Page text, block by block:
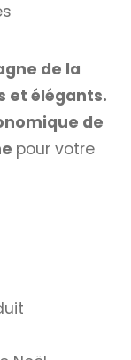
de la
et élégants.
de
pour votre